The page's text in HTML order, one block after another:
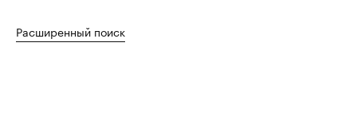
Расширенный поиск